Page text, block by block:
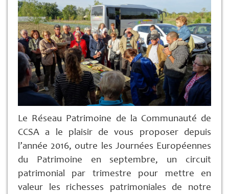
Le Réseau Patrimoine de la Communauté de
CCSA a le plaisir de vous proposer depuis
l’année 2016, outre les Journées Européennes
du Patrimoine en septembre, un circuit
patrimonial par trimestre pour mettre en
valeur les richesses patrimoniales de notre